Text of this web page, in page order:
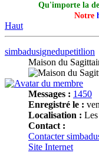
Qu'importe la
Notre
Haut
simbadusignedupetitlion
Maison du
Messages : 1450
Enregistré le :
Localisation :
Contact :
Contacter
Site Internet